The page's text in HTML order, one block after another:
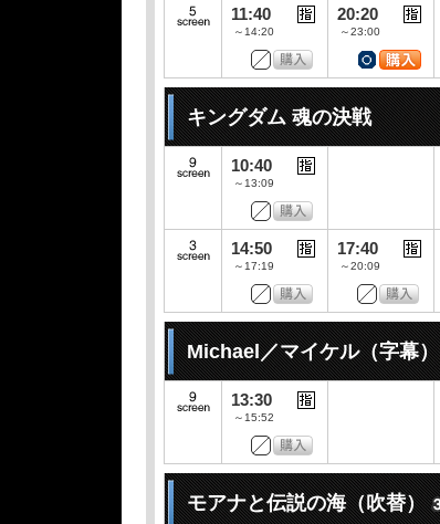
11:40
～14:20
20:20
～23:00
キングダム 魂の決戦
10:40
～13:09
14:50
～17:19
17:40
～20:09
Michael／マイケル（字幕）
13:30
～15:52
モアナと伝説の海（吹替）